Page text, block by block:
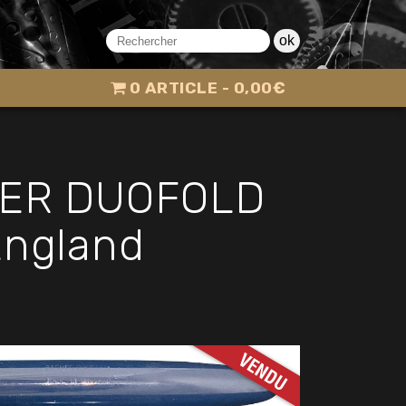
ok
0 ARTICLE 0,00€
DUOFOLD